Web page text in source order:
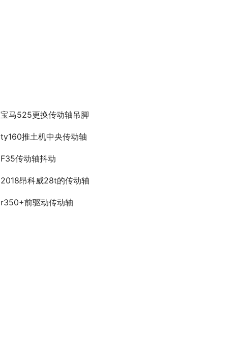
宝马525更换传动轴吊脚
ty160推土机中央传动轴
F35传动轴抖动
2018昂科威28t的传动轴
r350+前驱动传动轴